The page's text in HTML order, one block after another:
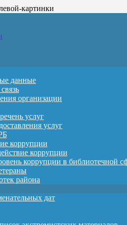
данные
организации
услуг
услуг
коррупции
коррупции
коррупции в библиотечной
района
дат